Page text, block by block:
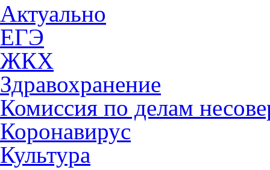
Актуально
ЕГЭ
ЖКХ
Здравохранение
Комиссия по делам
Коронавирус
Культура